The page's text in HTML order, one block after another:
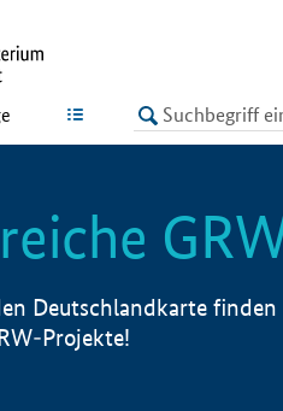
LISTE
Deutschlandkarte finden
Projekte!